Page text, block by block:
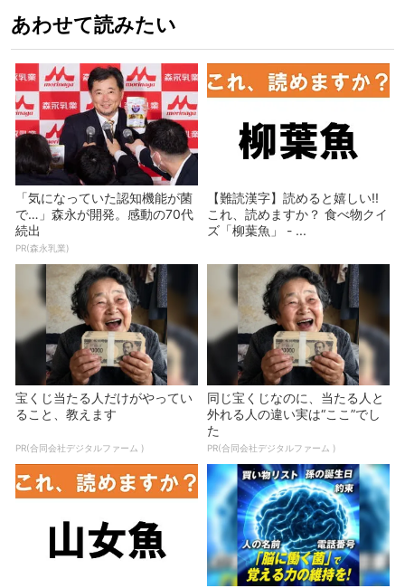
あわせて読みたい
「気になっていた認知機能が菌
で…」森永が開発。感動の70代
続出
PR(森永乳業)
【難読漢字】読めると嬉しい!!
これ、読めますか？ 食べ物クイ
ズ「柳葉魚」 - ...
宝くじ当たる人だけがやってい
ること、教えます
PR(合同会社デジタルファーム )
同じ宝くじなのに、当たる人と
外れる人の違い実は“ここ”でし
た
PR(合同会社デジタルファーム )